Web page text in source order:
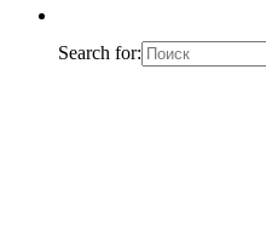
Search for: